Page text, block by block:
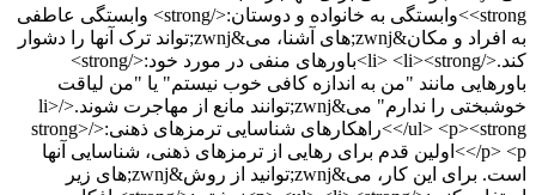
<strong>وابستگی به خانواده و دوستان:</strong> وابستگی عاطفی
به افراد و مکان&zwnj;های آشنا، می&zwnj;تواند ترک آنها را دشوار
کند.</li> <li><strong>باورهای منفی در مورد خود:</strong>
باورهایی مانند "من به اندازه کافی خوب نیستم" یا "من لیاقت
خوشبختی را ندارم" می&zwnj;توانند مانع از مهاجرت شوند.</li>
</ul> <p><strong>راهکارهای شناسایی ترمزهای ذهنی:</strong>
</p> <p>اولین قدم برای رهایی از ترمزهای ذهنی، شناسایی آنها
است. برای این کار، می&zwnj;توانید از روش&zwnj;های زیر